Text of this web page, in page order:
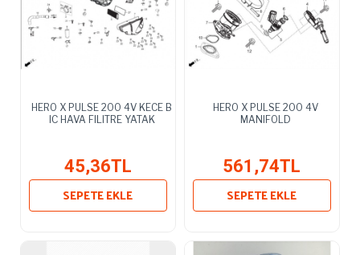
HERO X PULSE 200 4V KECE B
IC HAVA FILITRE YATAK
45,36TL
SEPETE EKLE
HERO X PULSE 200 4V
MANIFOLD
561,74TL
SEPETE EKLE